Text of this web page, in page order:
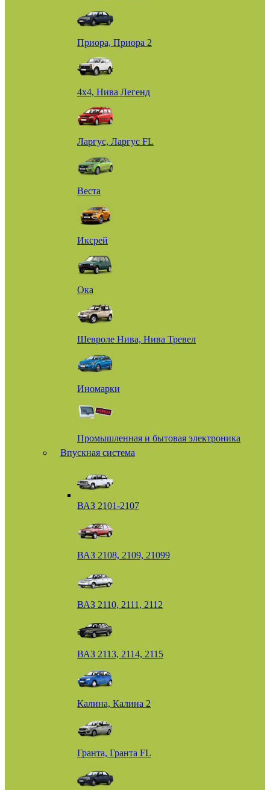
Приора, Приора 2
4х4, Нива Легенд
Ларгус, Ларгус FL
Веста
Иксрей
Ока
Шевроле Нива, Нива Тревел
Иномарки
Промышленная и бытовая электроника
Впускная система
ВАЗ 2101-2107
ВАЗ 2108, 2109, 21099
ВАЗ 2110, 2111, 2112
ВАЗ 2113, 2114, 2115
Калина, Калина 2
Гранта, Гранта FL